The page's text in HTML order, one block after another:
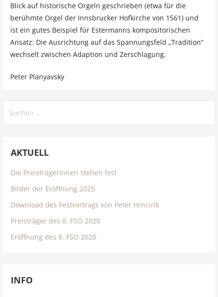
Blick auf historische Orgeln geschrieben (etwa für die
berühmte Orgel der Innsbrucker Hofkirche von 1561) und
ist ein gutes Beispiel für Estermanns kompositorischen
Ansatz: Die Ausrichtung auf das Spannungsfeld „Tradition“
wechselt zwischen Adaption und Zerschlagung.
Peter Planyavsky
nach:
AKTUELL
Die PreisträgerInnen stehen fest
Bilder der Eröffnung 2025
Download des Festvortrags von Peter Hrncirik
Preisträger des 8. FSO 2020
Eröffnung des 8. FSO 2020
INFO